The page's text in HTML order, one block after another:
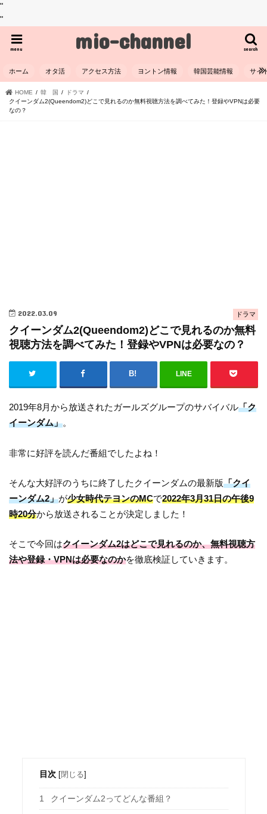
"
"
mio-channel search
menu
ホーム オタ活 アクセス方法 ヨントン情報 韓国芸能情報 サイ
HOME 韓 国
ドラマ
クイーンダム2(Queendom2)どこで見れるのか無料視聴方法を調べてみた！登録やVPNは必要
なの？
ドラマ
2022.03.09
クイーンダム2(Queendom2)どこで見れるのか無料
視聴方法を調べてみた！登録やVPNは必要なの？
LINE
2019年8月から放送されたガールズグループのサバイバル「ク
イーンダム」。
非常に好評を読んだ番組でしたよね！
そんな大好評のうちに終了したクイーンダムの最新版「クイ
ーンダム2」が少女時代テヨンのMCで2022年3月31日の午後9
時20分から放送されることが決定しました！
そこで今回はクイーンダム2はどこで見れるのか、無料視聴方
法や登録・VPNは必要なのかを徹底検証していきます。
目次 [閉じる]
1 クイーンダム2ってどんな番組？